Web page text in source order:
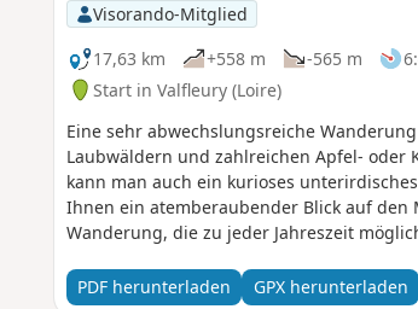
Visorando-Mitglied
17,63 km
+558 m -565 m
Start in Valfleury (Loire)
Eine sehr abwechslungsreiche
Laubwäldern und zahlreichen Apfel- oder
kann man auch ein kurioses
Ihnen ein atemberaubender Blick auf den
Wanderung, die zu jeder Jahreszeit
PDF herunterladen
GPX herunterladen